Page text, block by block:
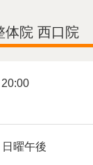
体院 西口院
曜午後